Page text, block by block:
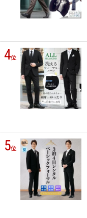
4位
5位